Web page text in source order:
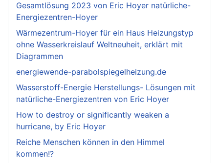
Gesamtlösung 2023 von Eric Hoyer natürliche-
Energiezentren-Hoyer
Wärmezentrum-Hoyer für ein Haus Heizungstyp
ohne Wasserkreislauf Weltneuheit, erklärt mit
Diagrammen
energiewende-parabolspiegelheizung.de
Wasserstoff-Energie Herstellungs- Lösungen mit
natürliche-Energiezentren von Eric Hoyer
How to destroy or significantly weaken a
hurricane, by Eric Hoyer
Reiche Menschen können in den Himmel
kommen!?